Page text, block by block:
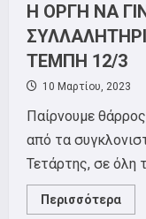
Η ΟΡΓΗ ΝΑ
ΤΕΜΠΗ 12/3
10 Μαρτίου, 2023
Παίρνουμε
από τα
Τετάρτης, σε όλη
Περισσότερα
more